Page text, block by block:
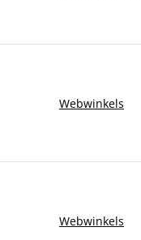
Webwinkels
Webwinkels